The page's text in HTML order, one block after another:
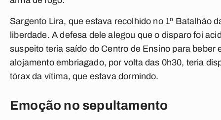
Sargento Lira, que estava recolhido no 1º Batalhão
liberdade. A defesa dele alegou que o disparo foi
suspeito teria saído do Centro de Ensino para beber
alojamento embriagado, por volta das 0h30, teria
tórax da vítima, que estava dormindo.
Emoção no sepultamento